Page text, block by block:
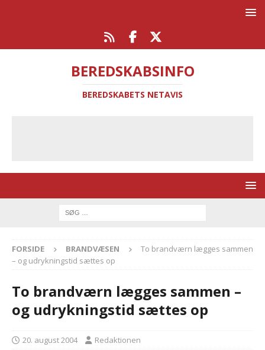
BEREDSKABSINFO
BEREDSKABETS NETAVIS
FORSIDE BRANDVÆSEN
To brandværn lægges sammen
– og udrykningstid sættes op
To brandværn lægges sammen –
og udrykningstid sættes op
20. august 2004 Redaktionen